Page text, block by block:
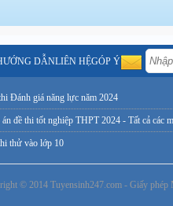
DẪNLIÊN HỆGÓP Ý
Đánh giá năng lực năm 2024
án đề thi tốt nghiệp THPT 2024 - Tất cả các
thử vào lớp 10
© 2014 Tuyensinh247.com - Giấy